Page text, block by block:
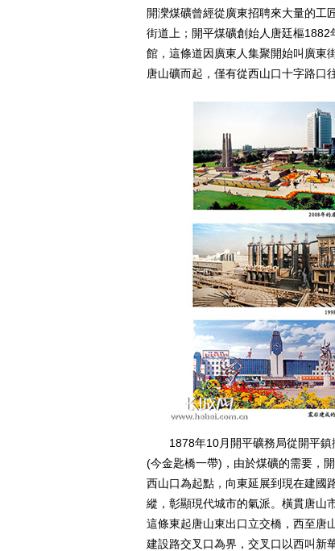
開灤煤礦曾經從廣東招聘來大量的工
街道上；開平煤礦創始人唐廷樞
館，這條道因廣東人集聚開始叫廣東
唐山礦而起，僅有從西山口十字路口
1878年10月開平礦務局從開平鎮
(今金匙橋一帶)，由於煤礦的需要，
西山口為起點，向東延展到現在建國
縱，彰顯現代城市的氣派。橫貫唐山
這條東起唐山東出口立交橋，西至唐
建設路交叉口為界，交叉口以西叫新